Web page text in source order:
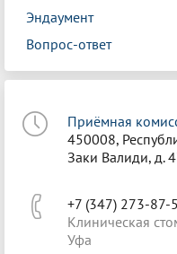
Эндаумент
Вопрос-ответ
Приёмная
450008,
Заки Валиди, д.
+7 (347) 273-87-
Клиническая
Уфа